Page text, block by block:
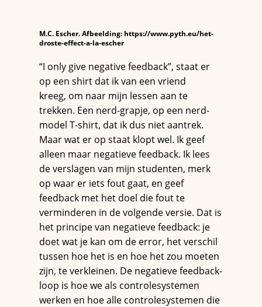
M.C. Escher. Afbeelding: https://www.pyth.eu/het-
droste-effect-a-la-escher
“I only give negative feedback”, staat er
op een shirt dat ik van een vriend
kreeg, om naar mijn lessen aan te
trekken. Een nerd-grapje, op een nerd-
model T-shirt, dat ik dus niet aantrek.
Maar wat er op staat klopt wel. Ik geef
alleen maar negatieve feedback. Ik lees
de verslagen van mijn studenten, merk
op waar er iets fout gaat, en geef
feedback met het doel die fout te
verminderen in de volgende versie. Dat is
het principe van negatieve feedback: je
doet wat je kan om de error, het verschil
tussen hoe het is en hoe het zou moeten
zijn, te verkleinen. De negatieve feedback-
loop is hoe we als controlesystemen
werken en hoe alle controlesystemen die